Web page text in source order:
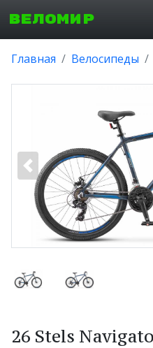
ВЕЛОМИР
Главная Велосипеды
26 Stels